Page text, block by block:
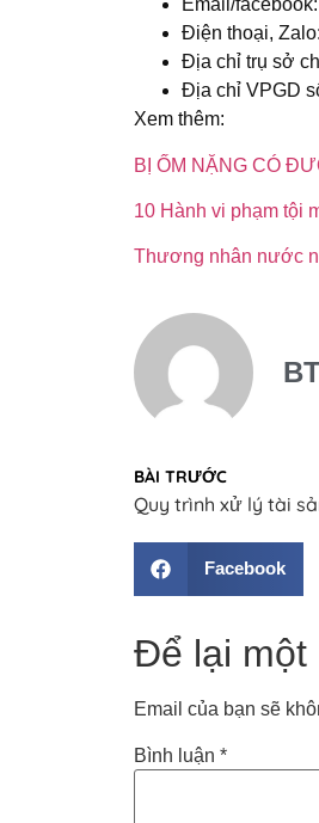
Email/facebook:
Điện thoại,
Địa chỉ trụ sở
Địa chỉ VPGD
Xem thêm:
BỊ ỐM NẶNG CÓ
10 Hành vi phạm tội
Thương nhân nước
BÀI TRƯỚC
Quy trình xử lý tài
Facebook
Để lại một
Email của bạn sẽ
Bình luận *